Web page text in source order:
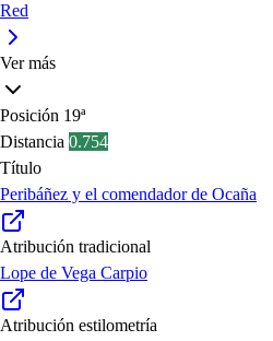
Red
Ver más
Posición 19ª
Distancia 0.754
Título
Peribáñez y el comendador de Ocaña
Atribución tradicional
Lope de Vega Carpio
Atribución estilometría